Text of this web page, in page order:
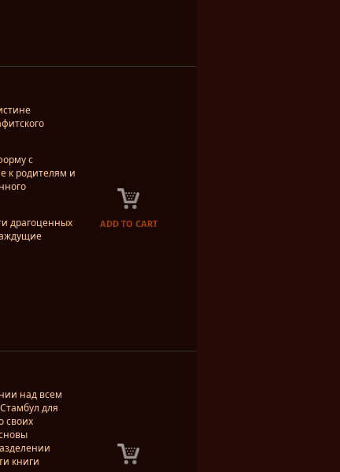
с
к родителям и
драгоценных
ADD TO CART
над всем
для
своих
книги